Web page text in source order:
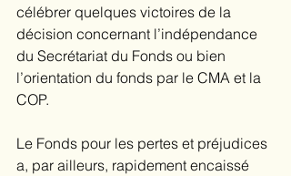
célébrer quelques victoires de la
décision concernant l’indépendance
du Secrétariat du Fonds ou bien
l’orientation du fonds par le CMA et la
COP.
Le Fonds pour les pertes et préjudices
a, par ailleurs, rapidement encaissé